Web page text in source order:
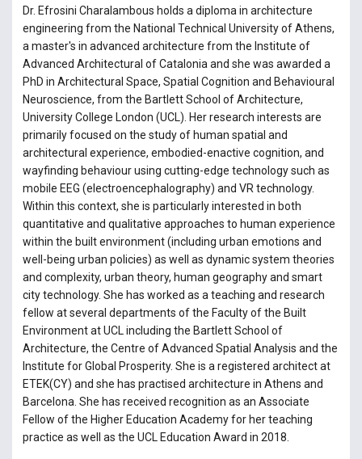
Dr. Efrosini Charalambous holds a diploma in architecture
engineering from the National Technical University of Athens,
a master's in advanced architecture from the Institute of
Advanced Architectural of Catalonia and she was awarded a
PhD in Architectural Space, Spatial Cognition and Behavioural
Neuroscience, from the Bartlett School of Architecture,
University College London (UCL). Her research interests are
primarily focused on the study of human spatial and
architectural experience, embodied-enactive cognition, and
wayfinding behaviour using cutting-edge technology such as
mobile EEG (electroencephalography) and VR technology.
Within this context, she is particularly interested in both
quantitative and qualitative approaches to human experience
within the built environment (including urban emotions and
well-being urban policies) as well as dynamic system theories
and complexity, urban theory, human geography and smart
city technology. She has worked as a teaching and research
fellow at several departments of the Faculty of the Built
Environment at UCL including the Bartlett School of
Architecture, the Centre of Advanced Spatial Analysis and the
Institute for Global Prosperity. She is a registered architect at
ETEK(CY) and she has practised architecture in Athens and
Barcelona. She has received recognition as an Associate
Fellow of the Higher Education Academy for her teaching
practice as well as the UCL Education Award in 2018.